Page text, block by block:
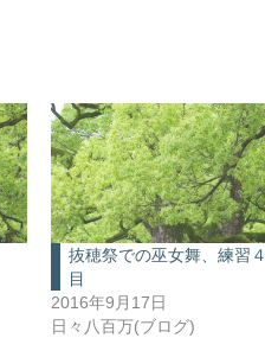
抜穂祭での巫女舞、練習
目
2016年9月17日
日々八百万(ブログ)